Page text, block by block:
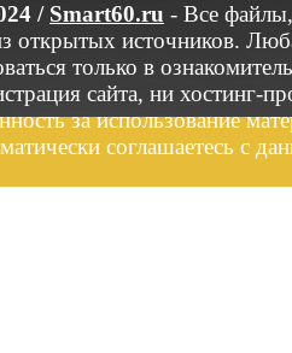
/ Smart60.ru - Все
открытых источников.
только в
сайта, ни хостинг-
за использование
соглашаетесь с